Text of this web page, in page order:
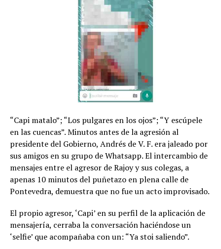
“Capi matalo”; “Los pulgares en los ojos”; “Y escúpele
en las cuencas”. Minutos antes de la agresión al
presidente del Gobierno, Andrés de V. F. era jaleado por
sus amigos en su grupo de Whatsapp. El intercambio de
mensajes entre el agresor de Rajoy y sus colegas, a
apenas 10 minutos del puñetazo en plena calle de
Pontevedra, demuestra que no fue un acto improvisado.
El propio agresor, ‘Capi’ en su perfil de la aplicación de
mensajería, cerraba la conversación haciéndose un
‘selfie’ que acompañaba con un: “Ya stoi saliendo”.